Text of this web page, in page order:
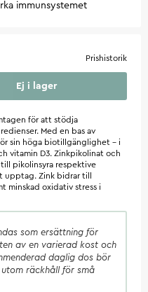
immunsystemet
Prishistorik
Ej i lager
för att stödja
Med en bas av
sin höga biotillgänglighet - i
vitamin D3. Zinkpikolinat och
pikolinsyra respektive
upptag. Zink bidrar till
minskad oxidativ stress i
som ersättning för
av en varierad kost och
daglig dos bör
räckhåll för små